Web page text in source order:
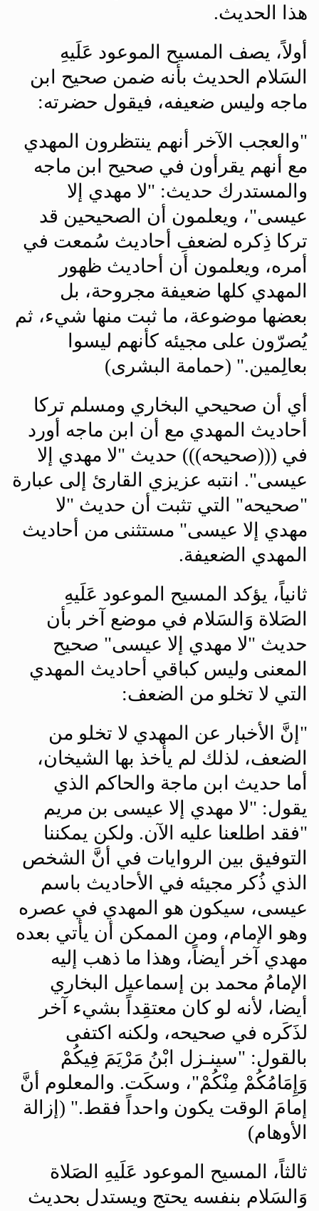
هذا الحديث.
أولاً، يصف المسيح الموعود عَلَيهِ
السَلام الحديث بأنه ضمن صحيح ابن
ماجه وليس ضعيفه، فيقول حضرته:
"والعجب الآخر أنهم ينتظرون المهدي
مع أنهم يقرأون في صحيح ابن ماجه
والمستدرك حديث: "لا مهدي إلا
عيسى"، ويعلمون أن الصحيحين قد
تركا ذِكره لضعفِ أحاديث سُمعت في
أمره، ويعلمون أن أحاديث ظهور
المهدي كلها ضعيفة مجروحة، بل
بعضها موضوعة، ما ثبت منها شيء، ثم
يُصرّون على مجيئه كأنهم ليسوا
بعالِمين." (حمامة البشرى)
أي أن صحيحي البخاري ومسلم تركا
أحاديث المهدي مع أن ابن ماجه أورد
في (((صحيحه))) حديث "لا مهدي إلا
عيسى". انتبه عزيزي القارئ إلى عبارة
"صحيحه" التي تثبت أن حديث "لا
مهدي إلا عيسى" مستثنى من أحاديث
المهدي الضعيفة.
ثانياً، يؤكد المسيح الموعود عَلَيهِ
الصَلاة وَالسَلام في موضع آخر بأن
حديث "لا مهدي إلا عيسى" صحيح
المعنى وليس كباقي أحاديث المهدي
التي لا تخلو من الضعف:
" إنَّ الأخبار عن المهدي لا تخلو من
الضعف، لذلك لم يأخذ بها الشيخان،
أما حديث ابن ماجة والحاكم الذي
يقول: "لا مهدي إلا عيسى بن مريم
"فقد اطلعنا عليه الآن. ولكن يمكننا
التوفيق بين الروايات في أنَّ الشخص
الذي ذُكر مجيئه في الأحاديث باسم
عيسى، سيكون هو المهدي في عصره
وهو الإمام، ومن الممكن أن يأتي بعده
مهدي آخر أيضاً، وهذا ما ذهب إليه
الإمامُ محمد بن إسماعيل البخاري
أيضا، لأنه لو كان معتقِداً بشيء آخر
لذَكَره في صحيحه، ولكنه اكتفى
بالقول: "سينـزل ابْنُ مَرْيَمَ فِيكُمْ
وَإِمَامُكُمْ مِنْكُمْ"، وسكَت. والمعلوم أنَّ
إمامَ الوقت يكون واحداً فقط." (إزالة
الأوهام)
ثالثاً، المسيح الموعود عَلَيهِ الصَلاة
وَالسَلام بنفسه يحتج ويستدل بحديث